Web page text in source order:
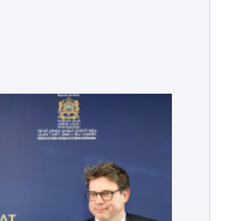
المهام الأمنية
النجدة، فضلا عن
الحضرية بالكاميرات.